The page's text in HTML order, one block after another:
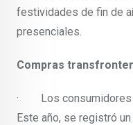
festividades de fin de
presenciales.
Compras
· Los consumidores
Este año, se registró